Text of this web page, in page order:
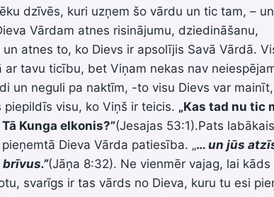
dzīvēs, kuri uzņem šo vārdu un tic tam, –
Vārdam atnes risinājumu, dziedināšanu,
atnes to, ko Dievs ir apsolījis Savā Vārdā.
tavu ticību, bet Viņam nekas nav
un neguli pa naktīm, -to visu Dievs var
visu, ko Viņš ir teicis. „Kas tad nu tic
Kunga elkonis?”(Jesajas 53:1).Pats
Dieva Vārda patiesība. „… un jūs
(Jāņa 8:32). Ne vienmēr vajag, lai kāds
svarīgs ir tas vārds no Dieva, kuru tu esi